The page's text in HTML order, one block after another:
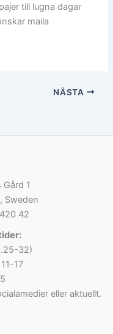
till lugna dagar
maila
NÄSTA
1
Sweden
42
32)
17
eller aktuellt.